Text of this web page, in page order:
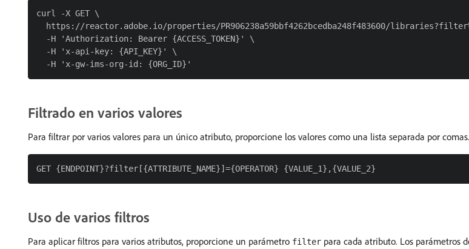
curl -X GET \
https://reactor.adobe.io/properties/PR906238a59bbf4262bcedba248f483600/
  -H 'Authorization: Bearer {ACCESS_TOKEN}' \
  -H 'x-api-key: {API_KEY}' \
Filtrado en varios valores
Para filtrar por varios valores para un único atributo, proporcione los valores como una lista separada por comas.
Uso de varios filtros
Para aplicar filtros para varios atributos, proporcione un parámetro filter para cada atributo. Los parámetros